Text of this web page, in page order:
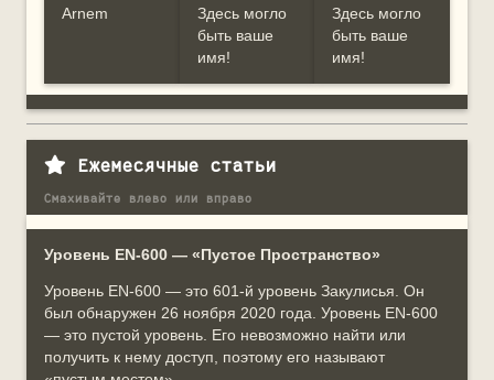
Arnem
Здесь могло
быть ваше
имя!
Здесь могло
быть ваше
имя!
Ежемесячные статьи
Смахивайте влево или вправо
Уровень EN-600 — «Пустое Пространство»
Уровень EN-600 — это 601-й уровень Закулисья. Он
был обнаружен 26 ноября 2020 года. Уровень EN-600
— это пустой уровень. Его невозможно найти или
получить к нему доступ, поэтому его называют